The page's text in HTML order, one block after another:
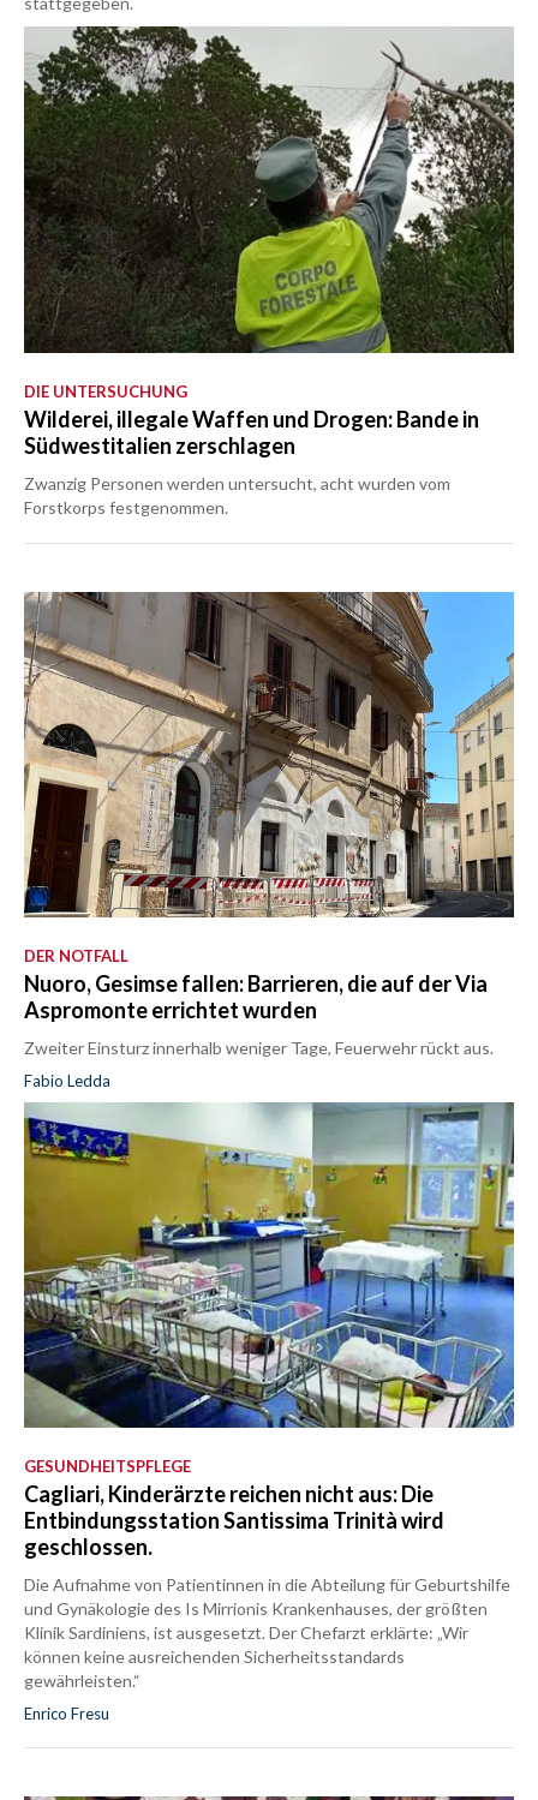
DIE UNTERSUCHUNG
Wilderei, illegale Waffen und Drogen: Bande in
Südwestitalien zerschlagen
Zwanzig Personen werden untersucht, acht wurden vom
Forstkorps festgenommen.
DER NOTFALL
Nuoro, Gesimse fallen: Barrieren, die auf der Via
Aspromonte errichtet wurden
Zweiter Einsturz innerhalb weniger Tage, Feuerwehr rückt aus.
Fabio Ledda
GESUNDHEITSPFLEGE
Cagliari, Kinderärzte reichen nicht aus: Die
Entbindungsstation Santissima Trinità wird
geschlossen.
Die Aufnahme von Patientinnen in die Abteilung für Geburtshilfe
und Gynäkologie des Is Mirrionis Krankenhauses, der größten
Klinik Sardiniens, ist ausgesetzt. Der Chefarzt erklärte: „Wir
können keine ausreichenden Sicherheitsstandards
gewährleisten.“
Enrico Fresu